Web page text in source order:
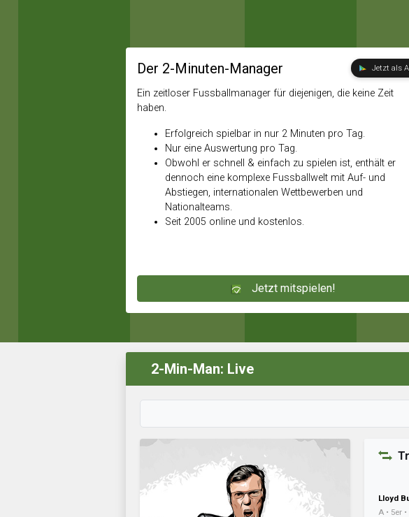
Der 2-Minuten-Manager Jetzt als
Ein zeitloser Fussballmanager für diejenigen, die keine Zeit
haben.
Erfolgreich spielbar in nur 2 Minuten pro Tag.
Nur eine Auswertung pro Tag.
Obwohl er schnell & einfach zu spielen ist, enthält er
dennoch eine komplexe Fussballwelt mit Auf- und
Abstiegen, internationalen Wettbewerben und
Nationalteams.
Seit 2005 online und kostenlos.
Jetzt mitspielen!
2-Min-Man: Live
Lloyd
A • 5er